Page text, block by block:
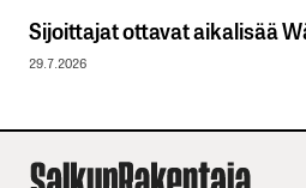
Sijoittajat ottavat aikalisää
29.7.2026